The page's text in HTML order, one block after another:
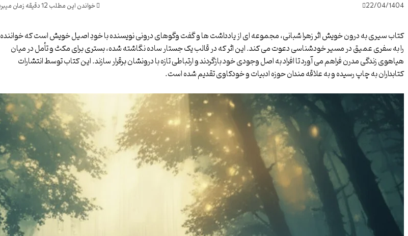
22/04/1404 خواندن این مطلب 12 دقیقه زمان میبرد
کتاب سیری به درون خویش اثر زهرا شبانی، مجموعه ای از یادداشت ها و گفت وگوهای درونی نویسنده با خودِ اصیل خویش است که خواننده
را به سفری عمیق در مسیر خودشناسی دعوت می کند. این اثر که در قالب یک جستار ساده نگاشته شده، بستری برای مکث و تأمل در میان
هیاهوی زندگی مدرن فراهم می آورد تا افراد به اصل وجودی خود بازگردند و ارتباطی تازه با درونشان برقرار سازند. این کتاب توسط انتشارات
کتابداران به چاپ رسیده و به علاقه مندان حوزه ادبیات و خودکاوی تقدیم شده است.